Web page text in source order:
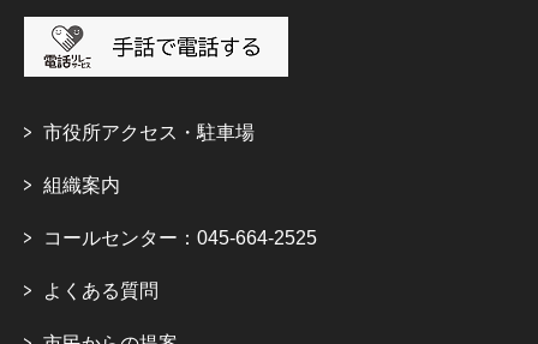
市役所アクセス・駐車場
組織案内
コールセンター：045-664-2525
よくある質問